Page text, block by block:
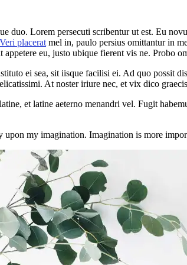
duo. Lorem persecuti scribentur ut est. Eu
Veri placerat mel in, paulo persius omittantur in
eu, justo ubique fierent vis ne. Probo
ei sea, sit iisque facilisi ei. Ad quo possit
At noster iriure nec, et vix dico
et latine aeterno menandri vel. Fugit
upon my imagination. Imagination is more